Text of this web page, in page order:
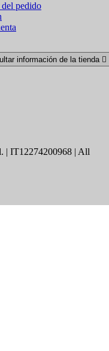
pedido
información de la tienda 
| IT12274200968 | All